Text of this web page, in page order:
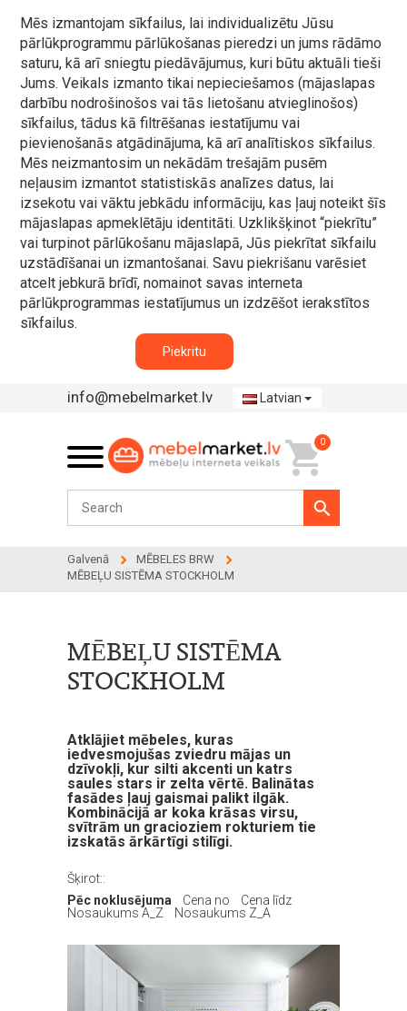
Mēs izmantojam sīkfailus, lai individualizētu Jūsu
pārlūkprogrammu pārlūkošanas pieredzi un jums rādāmo
saturu, kā arī sniegtu piedāvājumus, kuri būtu aktuāli tieši
Jums. Veikals izmanto tikai nepieciešamos (mājaslapas
darbību nodrošinošos vai tās lietošanu atvieglinošos)
sīkfailus, tādus kā filtrēšanas iestatījumu vai
pievienošanās atgādinājuma, kā arī analītiskos sīkfailus.
Mēs neizmantosim un nekādām trešajām pusēm
neļausim izmantot statistiskās analīzes datus, lai
izsekotu vai vāktu jebkādu informāciju, kas ļauj noteikt šīs
mājaslapas apmeklētāju identitāti. Uzklikšķinot “piekrītu”
vai turpinot pārlūkošanu mājaslapā, Jūs piekrītat sīkfailu
uzstādīšanai un izmantošanai. Savu piekrišanu varēsiet
atcelt jebkurā brīdī, nomainot savas interneta
pārlūkprogrammas iestatījumus un izdzēšot ierakstītos
sīkfailus.
Piekritu
info@mebelmarket.lv Latvian
0
Galvenā
MĒBELES BRW
MĒBEĻU SISTĒMA STOCKHOLM
MĒBEĻU SISTĒMA
STOCKHOLM
Atklājiet mēbeles, kuras
iedvesmojušas zviedru mājas un
dzīvokļi, kur silti akcenti un katrs
saules stars ir zelta vērtē. Balinātas
fasādes ļauj gaismai palikt ilgāk.
Kombinācijā ar koka krāsas virsu,
svītrām un gracioziem rokturiem tie
izskatās ārkārtīgi stilīgi.
Šķirot::
Pēc noklusējuma
Cena no
Cena līdz
Nosaukums A_Z
Nosaukums Z_A